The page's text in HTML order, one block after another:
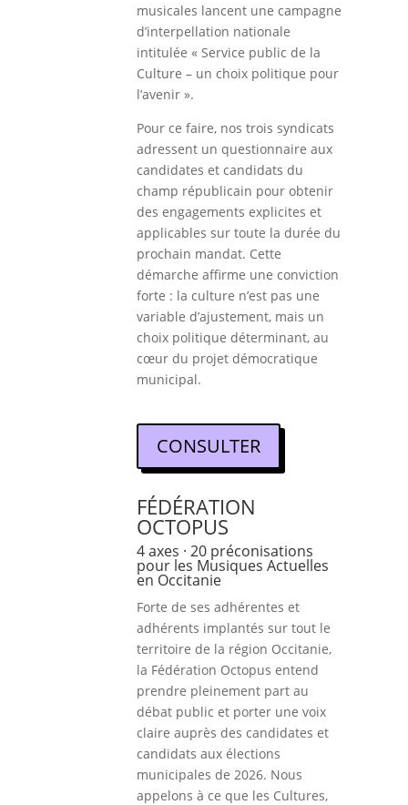
musicales lancent une campagne
d’interpellation nationale
intitulée « Service public de la
Culture – un choix politique pour
l’avenir ».
Pour ce faire, nos trois syndicats
adressent un questionnaire aux
candidates et candidats du
champ républicain pour obtenir
des engagements explicites et
applicables sur toute la durée du
prochain mandat. Cette
démarche affirme une conviction
forte : la culture n’est pas une
variable d’ajustement, mais un
choix politique déterminant, au
cœur du projet démocratique
municipal.
CONSULTER
FÉDÉRATION
OCTOPUS
4 axes · 20 préconisations
pour les Musiques Actuelles
en Occitanie
Forte de ses adhérentes et
adhérents implantés sur tout le
territoire de la région Occitanie,
la Fédération Octopus entend
prendre pleinement part au
débat public et porter une voix
claire auprès des candidates et
candidats aux élections
municipales de 2026. Nous
appelons à ce que les Cultures,